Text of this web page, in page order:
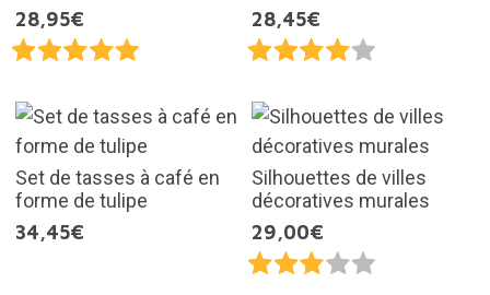
28,95€
28,45€
Set de tasses à café en
forme de tulipe
34,45€
Silhouettes de villes
décoratives murales
29,00€